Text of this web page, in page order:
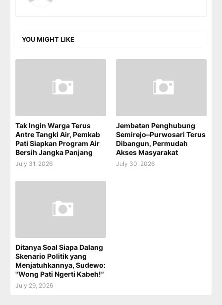
YOU MIGHT LIKE
Tak Ingin Warga Terus
Antre Tangki Air, Pemkab
Pati Siapkan Program Air
Bersih Jangka Panjang
July 31, 2026
Jembatan Penghubung
Semirejo–Purwosari Terus
Dibangun, Permudah
Akses Masyarakat
July 30, 2026
Ditanya Soal Siapa Dalang
Skenario Politik yang
Menjatuhkannya, Sudewo:
"Wong Pati Ngerti Kabeh!"
July 29, 2026